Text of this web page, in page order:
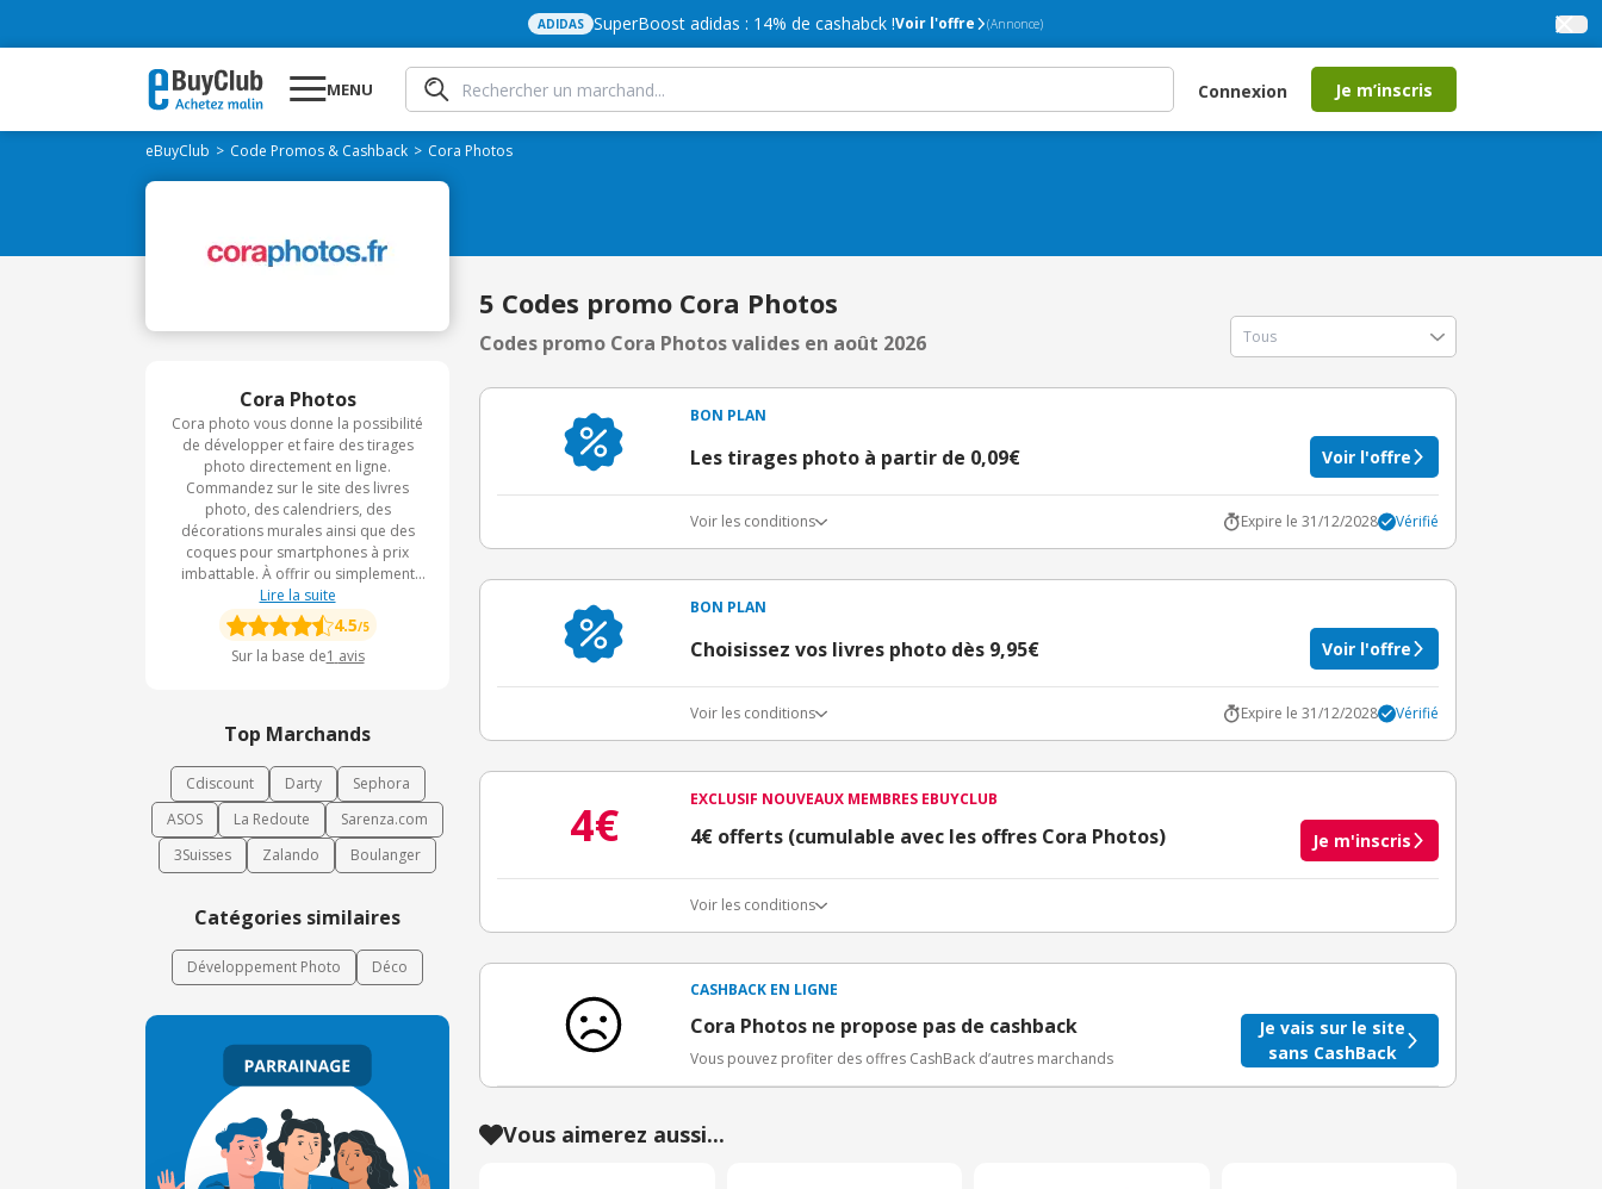
ADIDAS SuperBoost adidas : 14% de cashabck !Voir l'offre (Annonce)
MENU Connexion Je m’inscris
eBuyClub Code Promos & Cashback Cora Photos
Cora Photos
Cora photo vous donne la possibilité
de développer et faire des tirages
photo directement en ligne.
Commandez sur le site des livres
photo, des calendriers, des
décorations murales ainsi que des
coques pour smartphones à prix
imbattable. À offrir ou simplement
pour vous faire plaisir, choisissez les
produits de la boutique Coraphoto.fr
Lire la suite
4.5/5
Sur la base de1 avis
Top Marchands
Cdiscount Darty
Sephora
ASOS
La Redoute
Sarenza.com
3Suisses
Zalando Boulanger
Catégories similaires
Développement Photo Déco
5 Codes promo Cora Photos
Codes promo Cora Photos valides en août 2026
BON PLAN
Les tirages photo à partir de 0,09€ Voir l'offre
Voir les conditions Expire le 31/12/2028 Vérifié
BON PLAN
Choisissez vos livres photo dès 9,95€ Voir l'offre
Voir les conditions Expire le 31/12/2028 Vérifié
4€ EXCLUSIF NOUVEAUX MEMBRES EBUYCLUB
4€ offerts (cumulable avec les offres Cora Photos) Je m'inscris
Voir les conditions
3€ de bienvenue crédités immédiatement + 1€ supplémentaire crédité après le téléchargement de l'alerte
Offre réservée à une toute première inscription chez eBuyClub.
CASHBACK EN LIGNE
Cora Photos ne propose pas de cashback
Vous pouvez profiter des offres CashBack d’autres marchands
Je vais sur le site
sans CashBack
Vous aimerez aussi...